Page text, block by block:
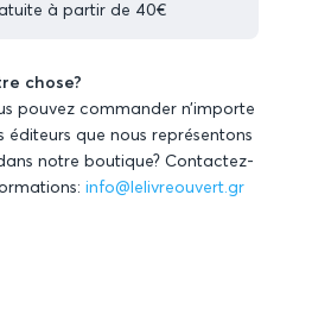
à partir de 40€
chose?
pouvez commander n’importe
éditeurs que nous représentons
notre boutique? Contactez-
info@lelivreouvert.gr